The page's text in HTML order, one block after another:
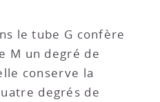
le tube G confère
M un degré de
conserve la
degrés de